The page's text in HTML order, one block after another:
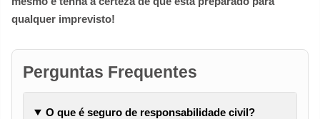
qualquer imprevisto!
Perguntas Frequentes
O que é seguro de responsabilidade civil?